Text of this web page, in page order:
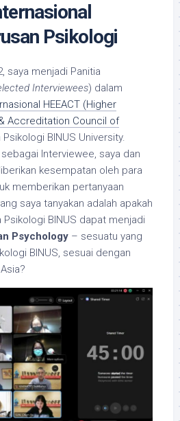
Psikologi
saya menjadi Panitia
Interviewees) dalam
HEEACT (Higher
Accreditation Council of
BINUS University.
Interviewee, saya dan
kesempatan oleh para
memberikan pertanyaan
saya tanyakan adalah apakah
Psikologi BINUS dapat menjadi
Psychology – sesuatu yang
BINUS, sesuai dengan